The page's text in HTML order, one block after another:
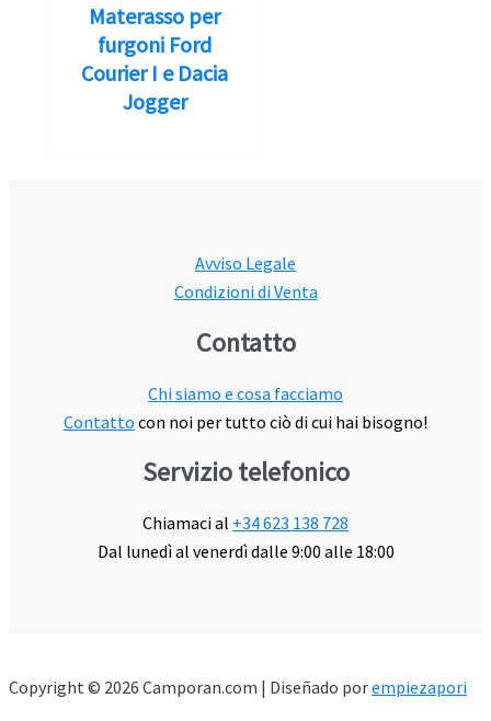
Materasso per
furgoni Ford
Courier I e Dacia
Jogger
Avviso Legale
Condizioni di Venta
Contatto
Chi siamo e cosa facciamo
Contatto con noi per tutto ciò di cui hai bisogno!
Servizio telefonico
Chiamaci al +34 623 138 728
Dal lunedì al venerdì dalle 9:00 alle 18:00
Copyright © 2026 Camporan.com | Diseñado porempiezapori